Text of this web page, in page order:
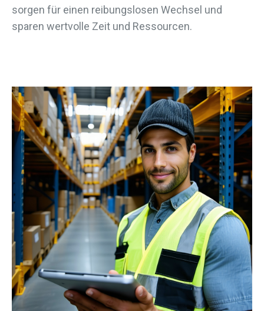
sorgen für einen reibungslosen Wechsel und
sparen wertvolle Zeit und Ressourcen.